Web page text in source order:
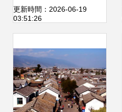
二期_福建萬國汽
之家
更新時間：2026-06-19
03:51:26